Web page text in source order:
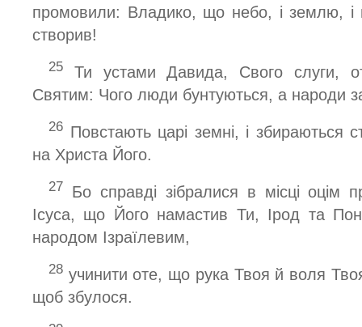
промовили: Владико, що небо, і землю,
створив!
25 Ти устами Давида, Свого слуги,
Святим: Чого люди бунтуються, а народи
26 Повстають царі земні, і збираються
на Христа Його.
27 Бо справді зібралися в місці оцім
Ісуса, що Його намастив Ти, Ірод та
народом Ізраїлевим,
28 учинити оте, що рука Твоя й воля
щоб збулося.